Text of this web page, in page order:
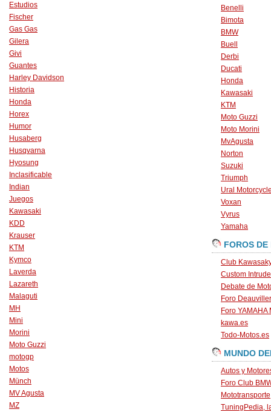
Estudios
Fischer
Gas Gas
Gilera
Givi
Guantes
Harley Davidson
Historia
Honda
Horex
Humor
Husaberg
Husqvarna
Hyosung
Inclasificable
Indian
Juegos
Kawasaki
KDD
Krauser
KTM
Kymco
Laverda
Lazareth
Malaguti
MH
Mini
Morini
Moto Guzzi
motogp
Motos
Münch
MV Agusta
MZ
Benelli
Bimota
BMW
Buell
Derbi
Ducati
Honda
Kawasaki
KTM
Moto Guzzi
Moto Morini
MvAgusta
Norton
Suzuki
Triumph
Ural
Voxan
Vyrus
Yamaha
FOROS DE
Club
Custom
Debate de
Foro
Foro YAMAHA
kawa.es
Todo-Motos.es
MUNDO
Autos y
Foro Club
Mototransporte
TuningPedia,